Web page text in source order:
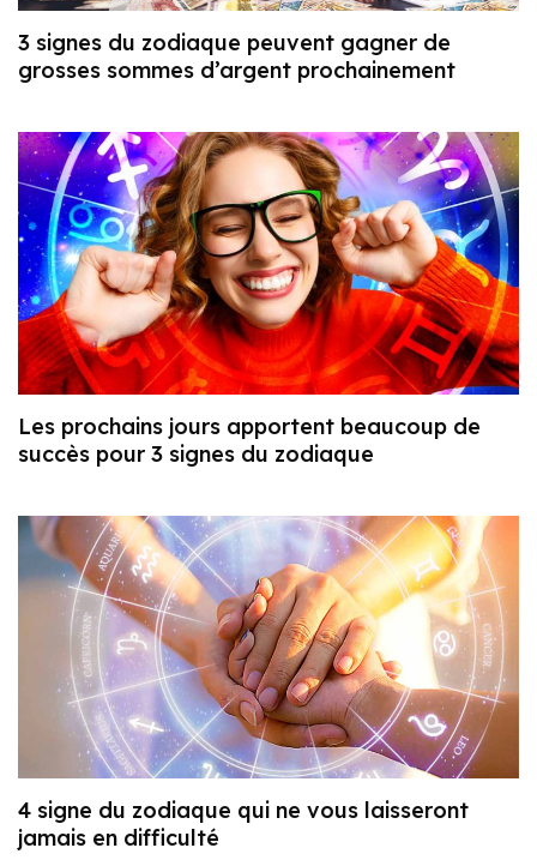
3 signes du zodiaque peuvent gagner de
grosses sommes d’argent prochainement
Les prochains jours apportent beaucoup de
succès pour 3 signes du zodiaque
4 signe du zodiaque qui ne vous laisseront
jamais en difficulté